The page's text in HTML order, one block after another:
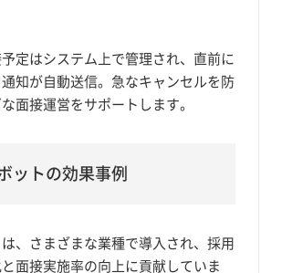
定はシステム上で管理され、直前に
知が自動送信。急なキャンセルを防
面接運営をサポートします。
ットの効果事例
、さまざまな業種で導入され、採用
面接実施率の向上に貢献していま